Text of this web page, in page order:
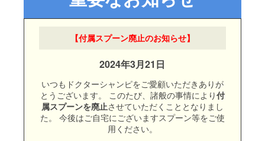
【付属スプーン廃止のお知らせ】
2024年3月21日
いつもドクターシャンピをご愛顧いただきありが
とうございます。
このたび、諸般の事情により付
属スプーンを廃止させていただくこととなりまし
た。
今後はご自宅にございますスプーン等をご使
用ください。